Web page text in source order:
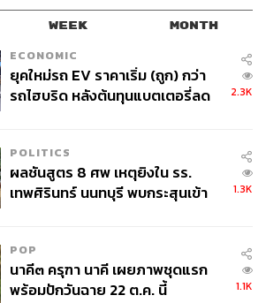
WEEK MONTH
ECONOMIC
ยุคใหม่รถ EV ราคาเริ่ม (ถูก) กว่า
รถไฮบริด หลังต้นทุนแบตเตอรี่ลด
2.3K
POLITICS
ผลชันสูตร 8 ศพ เหตุยิงใน รร.
เทพศิรินทร์ นนทบุรี พบกระสุนเข้า
1.3K
POP
นาคี๓ ครุฑา นาคี เผยภาพชุดแรก
พร้อมปักวันฉาย 22 ต.ค. นี้
1.1K